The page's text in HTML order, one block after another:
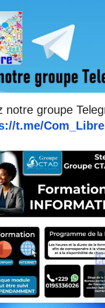
notre groupe
t.me/Com_Libre